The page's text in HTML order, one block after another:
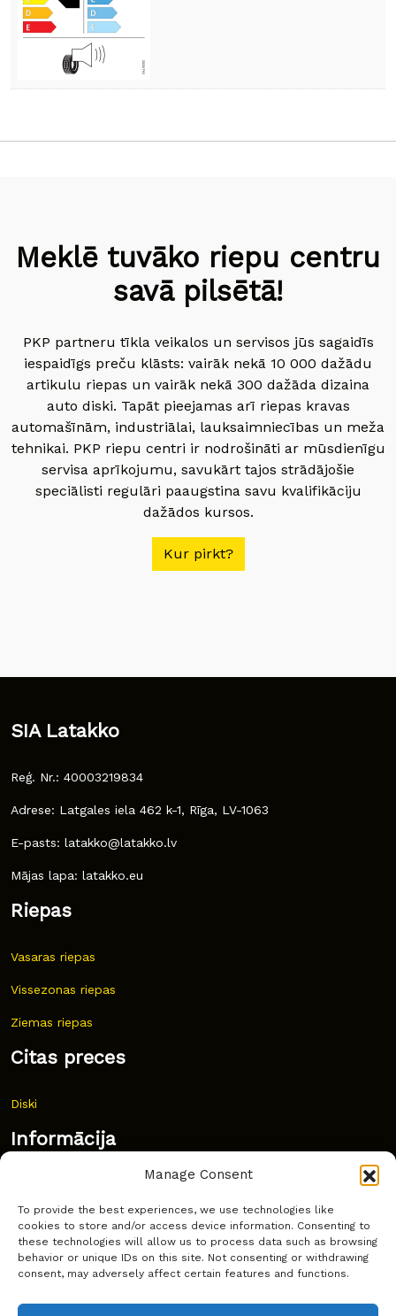
Manage Consent
To provide the best experiences, we use technologies like
cookies to store and/or access device information. Consenting to
these technologies will allow us to process data such as browsing
behavior or unique IDs on this site. Not consenting or withdrawing
consent, may adversely affect certain features and functions.
Meklē tuvāko riepu centru
savā pilsētā!
PKP partneru tīkla veikalos un servisos jūs sagaidīs
iespaidīgs preču klāsts: vairāk nekā 10 000 dažādu
artikulu riepas un vairāk nekā 300 dažāda dizaina
auto diski. Tapāt pieejamas arī riepas kravas
automašīnām, industriālai, lauksaimniecības un meža
tehnikai. PKP riepu centri ir nodrošināti ar mūsdienīgu
servisa aprīkojumu, savukārt tajos strādājošie
speciālisti regulāri paaugstina savu kvalifikāciju
dažādos kursos.
Kur pirkt?
SIA Latakko
Reģ. Nr.: 40003219834
Adrese: Latgales iela 462 k-1, Rīga, LV-1063
E-pasts: latakko@latakko.lv
Mājas lapa: latakko.eu
Riepas
Vasaras riepas
Vissezonas riepas
Ziemas riepas
Citas preces
Diski
Informācija
Bieži uzdoti jautājumi
Kur pirkt?
Sīkdatņu politika